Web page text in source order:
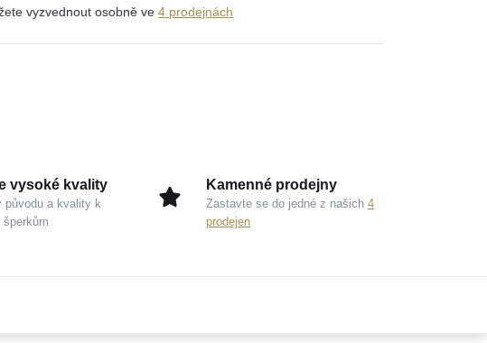
vyzvednout osobně ve4 prodejnách
vysoké kvality
původu a kvality k
Kamenné prodejny
Zastavte se do jedné z našich 4
prodejen